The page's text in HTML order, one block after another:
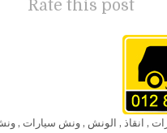
Rate this post
, انقاذ , الونش , ونش سيارات ,